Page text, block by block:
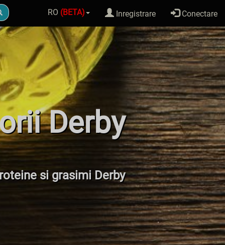
RO (BETA) Inregistrare Conectare
Derby
si grasimi Derby